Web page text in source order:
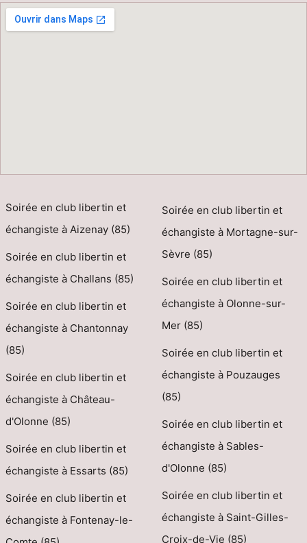
Soirée en club libertin et
échangiste à Aizenay (85)
Soirée en club libertin et
échangiste à Challans (85)
Soirée en club libertin et
échangiste à Chantonnay
(85)
Soirée en club libertin et
échangiste à Château-
d'Olonne (85)
Soirée en club libertin et
échangiste à Essarts (85)
Soirée en club libertin et
échangiste à Fontenay-le-
Soirée en club libertin et
échangiste à Mortagne-sur-
Sèvre (85)
Soirée en club libertin et
échangiste à Olonne-sur-
Mer (85)
Soirée en club libertin et
échangiste à Pouzauges
(85)
Soirée en club libertin et
échangiste à Sables-
d'Olonne (85)
Soirée en club libertin et
échangiste à Saint-Gilles-
Croix-de-Vie (85)